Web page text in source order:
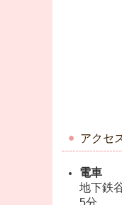
アクセ
電車
地下鉄
5分。